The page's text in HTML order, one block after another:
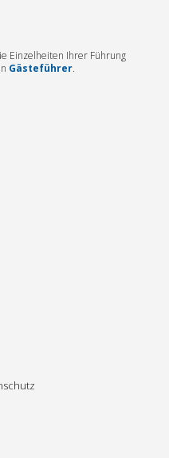
Einzelheiten Ihrer Führung
Gästeführer.